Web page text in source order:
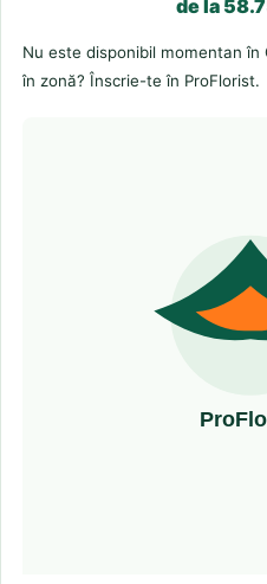
de la
Nu este disponibil momentan
în zonă? Înscrie-te în ProFlorist.